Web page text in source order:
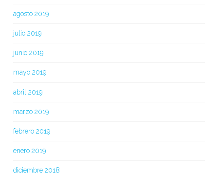
agosto 2019
julio 2019
junio 2019
mayo 2019
abril 2019
marzo 2019
febrero 2019
enero 2019
diciembre 2018